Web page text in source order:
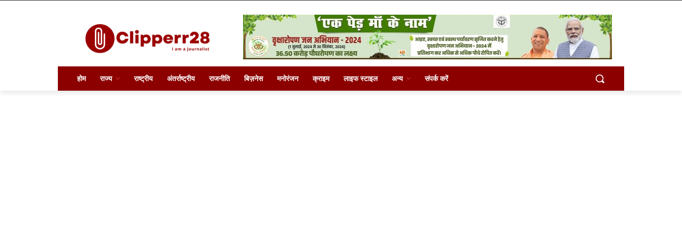
होम राज्य राष्ट्रीय अंतर्राष्ट्रीय राजनीति बिज़नेस मनोरंजन क्राइम लाइफ स्टाइल अन्य संपर्क करें